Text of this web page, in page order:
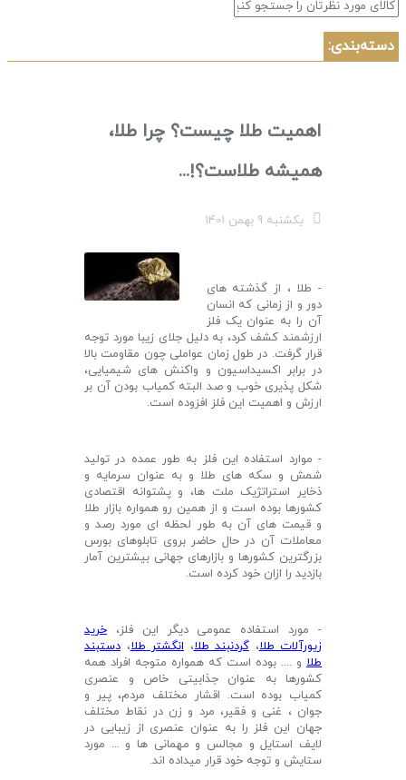
دسته‌بندی:
اهمیت طلا چیست؟ چرا طلا،
همیشه طلاست؟!...
یکشنبه 9 بهمن 1401
- طلا ، از گذشته های
دور و از زمانی که انسان
آن را به عنوان یک فلز
ارزشمند کشف کرد، به دلیل جلای زیبا مورد توجه
قرار گرفت. در طول زمان عواملی چون مقاومت بالا
در برابر اکسیداسیون و واکنش های شیمیایی،
شکل پذیری خوب و صد البته کمیاب بودن آن بر
ارزش و اهمیت این فلز افزوده است.
- موارد استفاده این فلز به طور عمده در تولید
شمش و سکه های طلا و به عنوان سرمایه و
ذخایر استراتژیک ملت ها، و پشتوانه اقتصادی
کشورها بوده است و از همین رو همواره بازار طلا
و قیمت های آن به طور لحظه ای مورد رصد و
معاملات آن در حال حاضر بروی تابلوهای بورس
بزرگترین کشورها و بازارهای جهانی بیشترین آمار
بازدید را ازان خود کرده است.
- مورد استفاده عمومی دیگر این فلز، خرید
زیورآلات طلا، گردنبند طلا، انگشتر طلا، دستبند
طلا و .... بوده است که همواره متوجه افراد همه
کشورها به عنوان جذابیتی خاص و عنصری
کمیاب بوده است. اقشار مختلف مردم، پیر و
جوان ، غنی و فقیر، مرد و زن در نقاط مختلف
جهان این فلز را به عنوان عنصری از زیبایی در
لایف استایل و مجالس و مهمانی ها و ... مورد
ستایش و توجه خود قرار میداده اند.